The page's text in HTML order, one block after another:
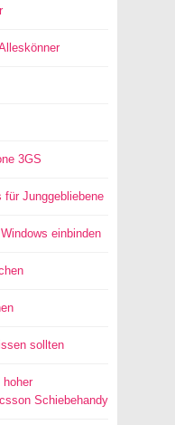
3GS
für Junggebliebene
einbinden
sollten
hoher
Schiebehandy